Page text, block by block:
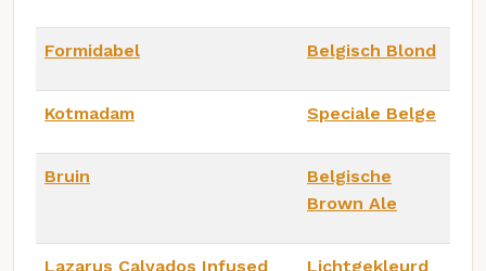
Formidabel Belgisch Blond
Kotmadam Speciale Belge
Bruin
Belgische
Brown Ale
Lazarus Calvados Infused Lichtgekleurd